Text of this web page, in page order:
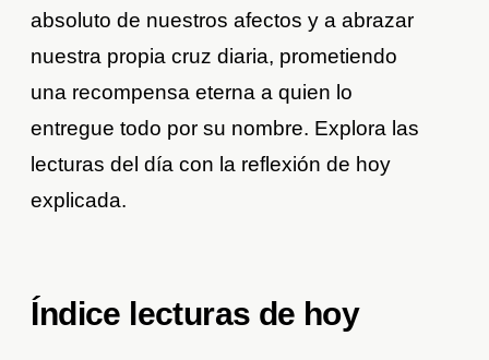
absoluto de nuestros afectos y a abrazar
nuestra propia cruz diaria, prometiendo
una recompensa eterna a quien lo
entregue todo por su nombre. Explora las
lecturas del día con la reflexión de hoy
explicada.
Índice lecturas de hoy